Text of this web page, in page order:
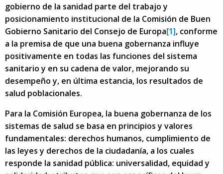
gobierno de la sanidad parte del trabajo y
posicionamiento institucional de la Comisión de Buen
Gobierno Sanitario del Consejo de Europa[1], conforme
a la premisa de que una buena gobernanza influye
positivamente en todas las funciones del sistema
sanitario y en su cadena de valor, mejorando su
desempeño y, en última estancia, los resultados de
salud poblacionales.
Para la Comisión Europea, la buena gobernanza de los
sistemas de salud se basa en principios y valores
fundamentales: derechos humanos, cumplimiento de
las leyes y derechos de la ciudadanía, a los cuales
responde la sanidad pública: universalidad, equidad y